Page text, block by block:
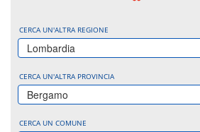
CERCA UN'ALTRA REGIONE
Lombardia
CERCA UN'ALTRA PROVINCIA
Bergamo
CERCA UN COMUNE